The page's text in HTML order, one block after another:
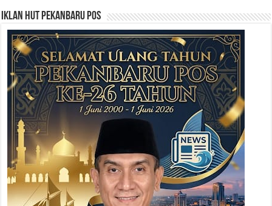
Iklan HUT Pekanbaru Pos